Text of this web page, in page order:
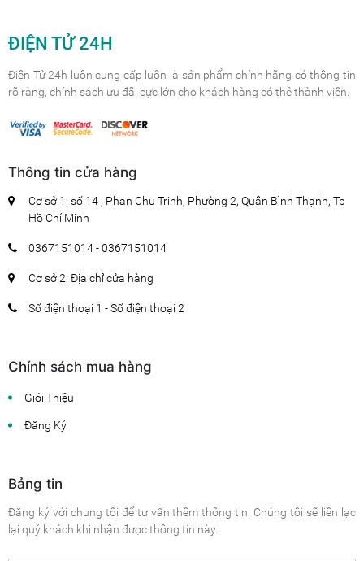
ĐIỆN TỬ 24H
Điện Tử 24h luôn cung cấp luôn là sản phẩm chính hãng có thông tin
rõ ràng, chính sách ưu đãi cực lớn cho khách hàng có thẻ thành viên.
Thông tin cửa hàng
Cơ sở 1: số 14 , Phan Chu Trinh, Phường 2, Quận Bình Thạnh, Tp
Hồ Chí Minh
0367151014 - 0367151014
Cơ sở 2: Địa chỉ cửa hàng
Số điện thoại 1 - Số điện thoại 2
Chính sách mua hàng
Giới Thiệu
Đăng Ký
Bảng tin
Đăng ký với chung tôi để tư vấn thêm thông tin. Chúng tôi sẽ liên lạc
lại quý khách khi nhận được thông tin này.